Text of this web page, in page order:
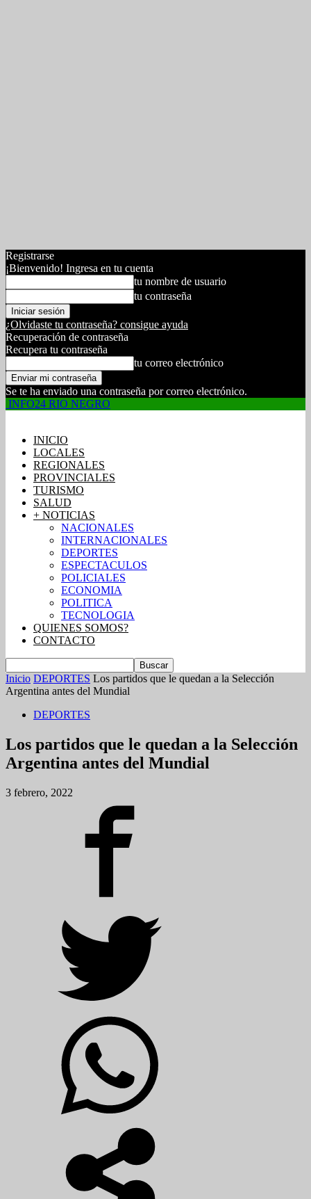
Registrarse
¡Bienvenido! Ingresa en tu cuenta
tu nombre de usuario
tu contraseña
¿Olvidaste tu contraseña? consigue ayuda
Recuperación de contraseña
Recupera tu contraseña
tu correo electrónico
Se te ha enviado una contraseña por correo electrónico.
INFO24 RIO NEGRO
INICIO
LOCALES
REGIONALES
PROVINCIALES
TURISMO
SALUD
+ NOTICIAS
NACIONALES
INTERNACIONALES
DEPORTES
ESPECTACULOS
POLICIALES
ECONOMIA
POLITICA
TECNOLOGIA
QUIENES SOMOS?
CONTACTO
Inicio DEPORTES Los partidos que le quedan a la Selección
Argentina antes del Mundial
DEPORTES
Los partidos que le quedan a la Selección
Argentina antes del Mundial
3 febrero, 2022